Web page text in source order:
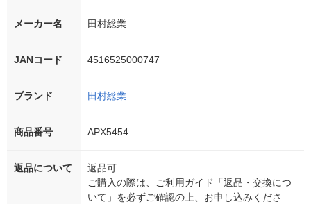
メーカー名 田村総業
JANコード 4516525000747
ブランド 田村総業
商品番号 APX5454
返品について
返品可
ご購入の際は、ご利用ガイド「返品・交換につ
いて」を必ずご確認の上、お申し込みくださ